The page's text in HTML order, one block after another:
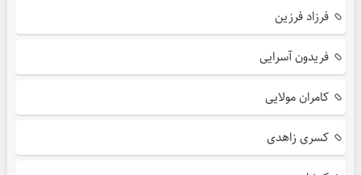
فرزاد فرزین
فریدون آسرایی
کامران مولایی
کسری زاهدی